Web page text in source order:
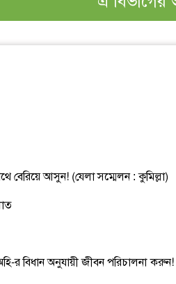
বেরিয়ে আসুন! (যেলা সম্মেলন : কুমিল্লা)
অহি-র বিধান অনুযায়ী জীবন পরিচালনা